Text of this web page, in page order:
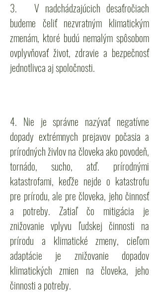
3. V nadchádzajúcich desaťročiach
budeme čeliť nezvratným klimatickým
zmenám, ktoré budú nemalým spôsobom
ovplyvňovať život, zdravie a bezpečnosť
jednotlivca aj spoločnosti.
4. Nie je správne nazývať negatívne
dopady extrémnych prejavov počasia a
prírodných živlov na človeka ako povodeň,
tornádo, sucho, atď. prírodnými
katastrofami, keďže nejde o katastrofu
pre prírodu, ale pre človeka, jeho činnosť
a potreby. Zatiaľ čo mitigácia je
znižovanie vplyvu ľudskej činnosti na
prírodu a klimatické zmeny, cieľom
adaptácie je znižovanie dopadov
klimatických zmien na človeka, jeho
činnosti a potreby.